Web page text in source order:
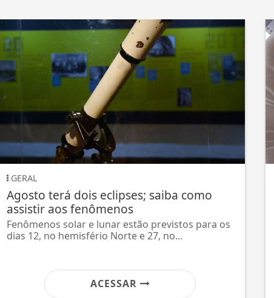
GERAL
Agosto terá dois eclipses; saiba como
assistir aos fenômenos
Fenômenos solar e lunar estão previstos para os
dias 12, no hemisfério Norte e 27, no...
ACESSAR